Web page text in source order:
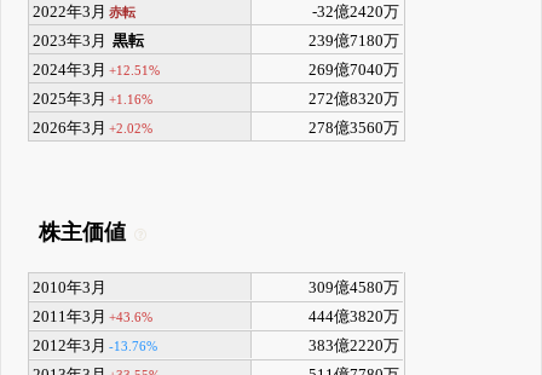
2022年3月 赤転
-32億2420万
2023年3月 黒転
239億7180万
2024年3月 +12.51%
269億7040万
2025年3月 +1.16%
272億8320万
2026年3月 +2.02% 278億3560万
株主価値
2010年3月
309億4580万
2011年3月 +43.6%
444億3820万
2012年3月 -13.76%
383億2220万